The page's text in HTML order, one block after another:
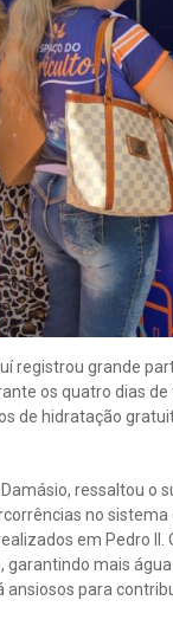
registrou grande
os quatro dias
de hidratação
ressaltou o
no
em Pedro
mais
para